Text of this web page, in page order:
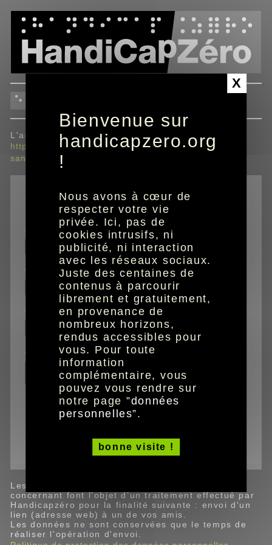
L'adresse envoyée sera :
https://handicapzero.maaf.fr/statuts/maaf-
sante/dissolution-liquidation-retrait-dagrement
* champs obligatoires
email de votre ami
votre prénom
votre email
commentaires
Ce site est protégé par reCAPTCHA (Google).
Les données personnelles recueillies vous
concernant font l’objet d’un traitement effectué par
Handicapzéro pour la finalité suivante : envoi d'un
lien (adresse web) à un de vos amis.
Les données ne sont conservées que le temps de
réaliser l'opération d'envoi.
X
Bienvenue sur
handicapzero.org
!
Nous avons à cœur de
respecter votre vie
privée. Ici, pas de
cookies intrusifs, ni
publicité, ni interaction
avec les réseaux sociaux.
Juste des centaines de
contenus à parcourir
librement et gratuitement,
en provenance de
nombreux horizons,
rendus accessibles pour
vous. Pour toute
information
complémentaire, vous
pouvez vous rendre sur
notre page ”données
personnelles”.
bonne visite !